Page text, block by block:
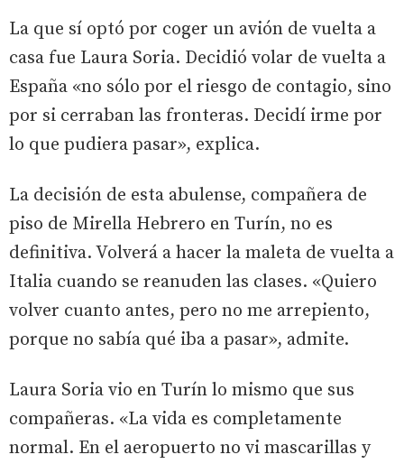
La que sí optó por coger un avión de vuelta a
casa fue Laura Soria. Decidió volar de vuelta a
España «no sólo por el riesgo de contagio, sino
por si cerraban las fronteras. Decidí irme por
lo que pudiera pasar», explica.
La decisión de esta abulense, compañera de
piso de Mirella Hebrero en Turín, no es
definitiva. Volverá a hacer la maleta de vuelta a
Italia cuando se reanuden las clases. «Quiero
volver cuanto antes, pero no me arrepiento,
porque no sabía qué iba a pasar», admite.
Laura Soria vio en Turín lo mismo que sus
compañeras. «La vida es completamente
normal. En el aeropuerto no vi mascarillas y